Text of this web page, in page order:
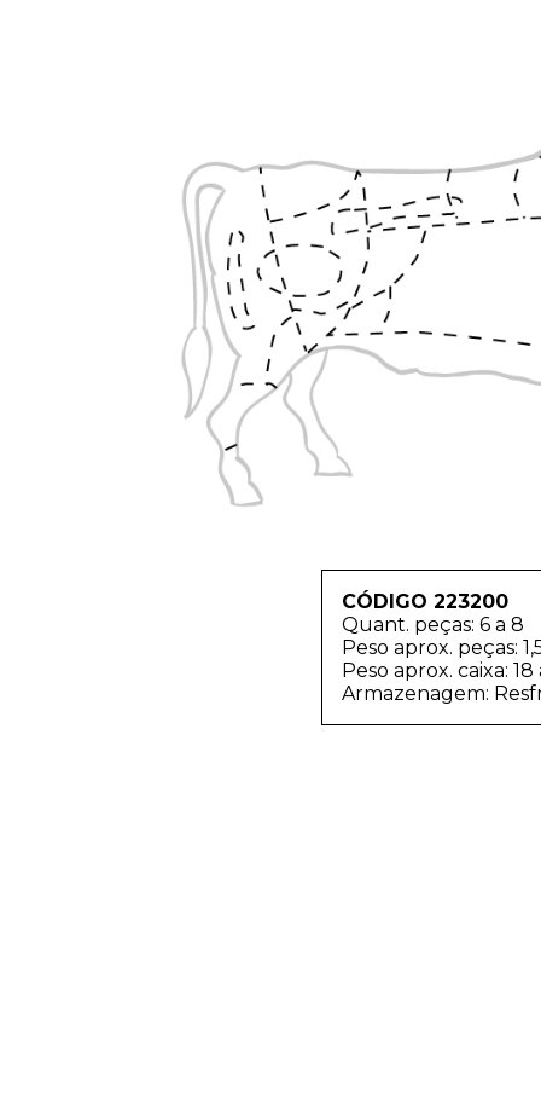
CÓDIGO 223200
Quant. peças: 6 a 8
Peso aprox. peças:
Peso aprox. caixa:
Armazenagem: